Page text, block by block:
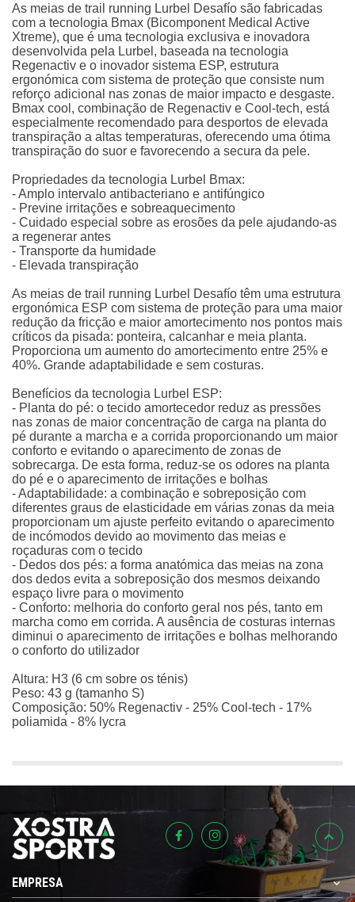
As meias de trail running Lurbel Desafío são fabricadas
com a tecnologia Bmax (Bicomponent Medical Active
Xtreme), que é uma tecnologia exclusiva e inovadora
desenvolvida pela Lurbel, baseada na tecnologia
Regenactiv e o inovador sistema ESP, estrutura
ergonómica com sistema de proteção que consiste num
reforço adicional nas zonas de maior impacto e desgaste.
Bmax cool, combinação de Regenactiv e Cool-tech, está
especialmente recomendado para desportos de elevada
transpiração a altas temperaturas, oferecendo uma ótima
transpiração do suor e favorecendo a secura da pele.
Propriedades da tecnologia Lurbel Bmax:
- Amplo intervalo antibacteriano e antifúngico
- Previne irritações e sobreaquecimento
- Cuidado especial sobre as erosões da pele ajudando-as
a regenerar antes
- Transporte da humidade
- Elevada transpiração
As meias de trail running Lurbel Desafío têm uma estrutura
ergonómica ESP com sistema de proteção para uma maior
redução da fricção e maior amortecimento nos pontos mais
críticos da pisada: ponteira, calcanhar e meia planta.
Proporciona um aumento do amortecimento entre 25% e
40%. Grande adaptabilidade e sem costuras.
Benefícios da tecnologia Lurbel ESP:
- Planta do pé: o tecido amortecedor reduz as pressões
nas zonas de maior concentração de carga na planta do
pé durante a marcha e a corrida proporcionando um maior
conforto e evitando o aparecimento de zonas de
sobrecarga. De esta forma, reduz-se os odores na planta
do pé e o aparecimento de irritações e bolhas
- Adaptabilidade: a combinação e sobreposição com
diferentes graus de elasticidade em várias zonas da meia
proporcionam um ajuste perfeito evitando o aparecimento
de incómodos devido ao movimento das meias e
roçaduras com o tecido
- Dedos dos pés: a forma anatómica das meias na zona
dos dedos evita a sobreposição dos mesmos deixando
espaço livre para o movimento
- Conforto: melhoria do conforto geral nos pés, tanto em
marcha como em corrida. A ausência de costuras internas
diminui o aparecimento de irritações e bolhas melhorando
o conforto do utilizador
Altura: H3 (6 cm sobre os ténis)
Peso: 43 g (tamanho S)
Composição: 50% Regenactiv - 25% Cool-tech - 17%
poliamida - 8% lycra
EMPRESA